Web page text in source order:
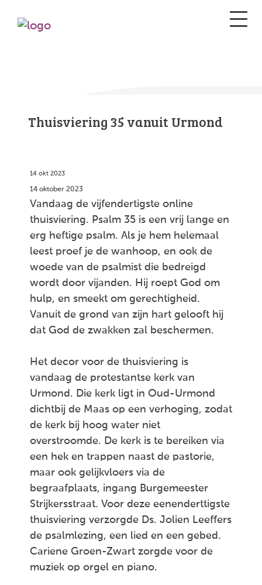
Thuisviering 35 vanuit Urmond
14 okt 2023
14 oktober 2023
Vandaag de vijfendertigste online
thuisviering. Psalm 35 is een vrij lange en
erg heftige psalm. Als je hem helemaal
leest proef je de wanhoop, en ook de
woede van de psalmist die bedreigd
wordt door vijanden. Hij roept God om
hulp, en smeekt om gerechtigheid.
Vanuit de grond van zijn hart gelooft hij
dat God de zwakken zal beschermen.
Het decor voor de thuisviering is
vandaag de protestantse kerk van
Urmond. Die kerk ligt in Oud-Urmond
dichtbij de Maas op een verhoging, zodat
de kerk bij hoog water niet
overstroomde. De kerk is te bereiken via
een hek en trappen naast de pastorie,
maar ook gelijkvloers via de
begraafplaats, ingang Burgemeester
Strijkersstraat. Voor deze eenenderttigste
thuisviering verzorgde Ds. Jolien Leeffers
de psalmlezing, een lied en een gebed.
Cariene Groen-Zwart zorgde voor de
muziek op orgel en piano.